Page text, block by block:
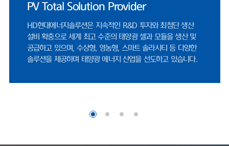
UL 공인 시험소 지정
HD현대에너지솔루션 연구소는 세계적인 인증기관인 UL에서
지정한 태양광 공인시험소로, 엄격한 제품 테스트를 통하여
세계 최고 수준의 품질을 보장하고 있습니다.